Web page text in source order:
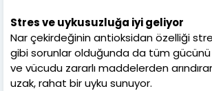
Stres ve uykusuzluğa iyi geliyor
Nar çekirdeğinin antioksidan özelliği
gibi sorunlar olduğunda da tüm
ve vücudu zararlı maddelerden
uzak, rahat bir uyku sunuyor.